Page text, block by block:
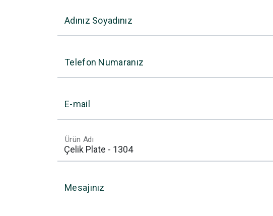
Adınız Soyadınız
Telefon Numaranız
E-mail
Ürün Adı
Mesajınız